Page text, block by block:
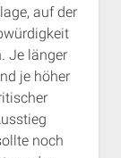
auf der
Je länger
je höher
noch